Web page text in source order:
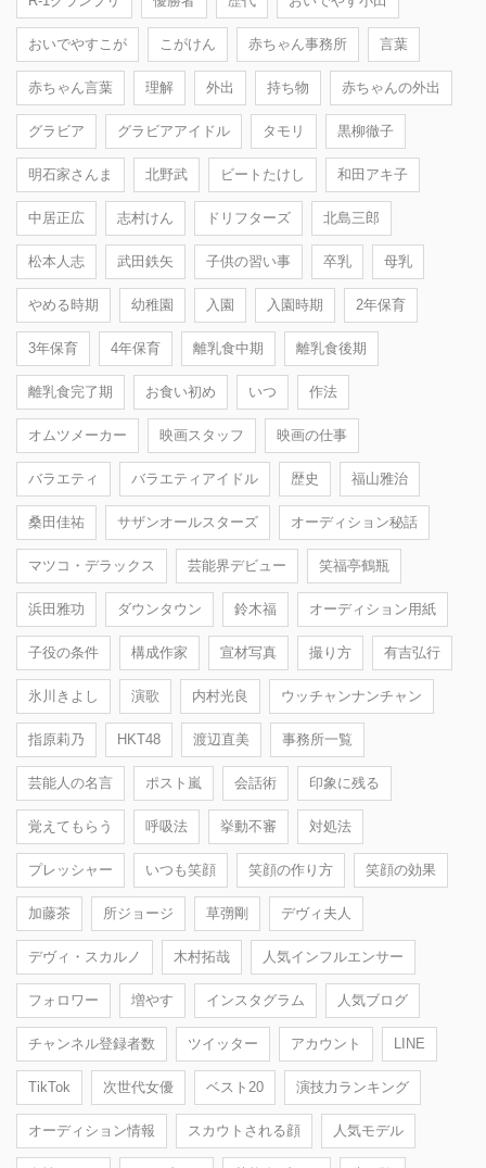
おいでやすこが こがけん 赤ちゃん事務所 言葉
赤ちゃん言葉 理解 外出 持ち物 赤ちゃんの外出
グラビア グラビアアイドル タモリ 黒柳徹子
明石家さんま 北野武 ビートたけし 和田アキ子
中居正広 志村けん ドリフターズ 北島三郎
松本人志 武田鉄矢 子供の習い事 卒乳 母乳
やめる時期 幼稚園 入園 入園時期 2年保育
3年保育 4年保育 離乳食中期 離乳食後期
離乳食完了期 お食い初め いつ 作法
オムツメーカー 映画スタッフ 映画の仕事
バラエティ バラエティアイドル 歴史 福山雅治
桑田佳祐 サザンオールスターズ オーディション秘話
マツコ・デラックス 芸能界デビュー 笑福亭鶴瓶
浜田雅功 ダウンタウン 鈴木福 オーディション用紙
子役の条件 構成作家 宣材写真 撮り方 有吉弘行
氷川きよし 演歌 内村光良 ウッチャンナンチャン
指原莉乃 HKT48 渡辺直美 事務所一覧
芸能人の名言 ポスト嵐 会話術 印象に残る
覚えてもらう 呼吸法 挙動不審 対処法
プレッシャー いつも笑顔 笑顔の作り方 笑顔の効果
加藤茶 所ジョージ 草彅剛 デヴィ夫人
デヴィ・スカルノ 木村拓哉 人気インフルエンサー
フォロワー 増やす インスタグラム 人気ブログ
チャンネル登録者数 ツイッター アカウント LINE
TikTok 次世代女優 ベスト20 演技力ランキング
オーディション情報 スカウトされる顔 人気モデル